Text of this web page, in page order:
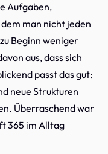
Aufgaben,
man nicht jeden
Beginn weniger
aus, dass sich
passt das gut:
neue Strukturen
Überraschend war
365 im Alltag